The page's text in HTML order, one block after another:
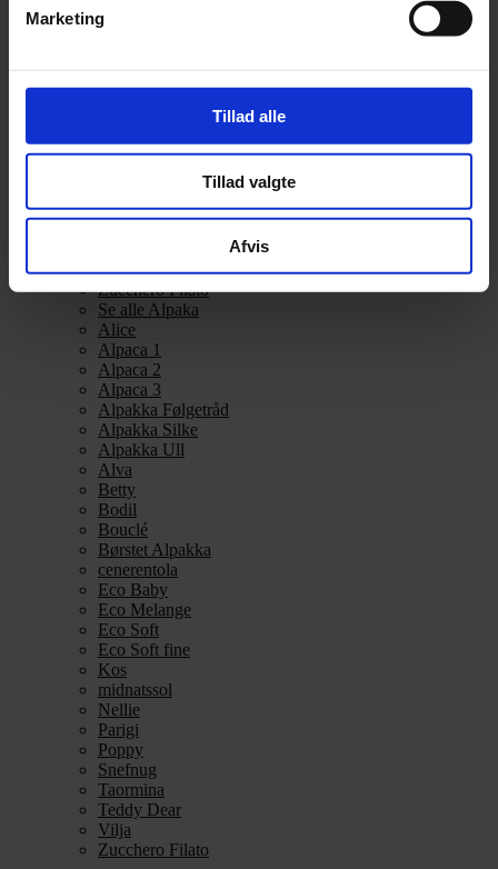
Marketing
Tillad alle
Tillad valgte
Afvis
Eco Baby
Eco Soft fine
Nellie
Snefnug
Vilja
Zucchero Filato
Se alle Alpaka
Alice
Alpaca 1
Alpaca 2
Alpaca 3
Alpakka Følgetråd
Alpakka Silke
Alpakka Ull
Alva
Betty
Bodil
Bouclé
Børstet Alpakka
cenerentola
Eco Baby
Eco Melange
Eco Soft
Eco Soft fine
Kos
midnatssol
Nellie
Parigi
Poppy
Snefnug
Taormina
Teddy Dear
Vilja
Zucchero Filato